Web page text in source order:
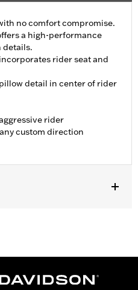
no comfort compromise.
a high-performance
details.
rider seat and
detail in center of rider
rider
custom direction